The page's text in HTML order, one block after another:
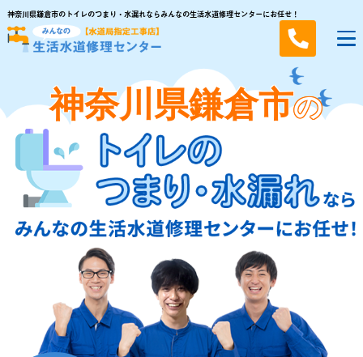
神奈川県鎌倉市のトイレのつまり・水漏れならみんなの生活水道修理センターにお任せ！
神奈川県鎌倉市の